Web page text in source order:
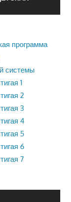
программа
системы
1
2
3
4
5
6
7